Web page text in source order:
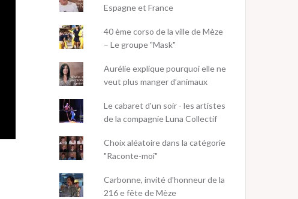
Espagne et France
40 ème corso de la ville de Mèze
– Le groupe "Mask"
Aurélie explique pourquoi elle ne
veut plus manger d’animaux
Le cabaret d'un soir - les artistes
de la compagnie Luna Collectif
Choix aléatoire dans la catégorie
"Raconte-moi"
Carbonne, invité d'honneur de la
216 e fête de Mèze